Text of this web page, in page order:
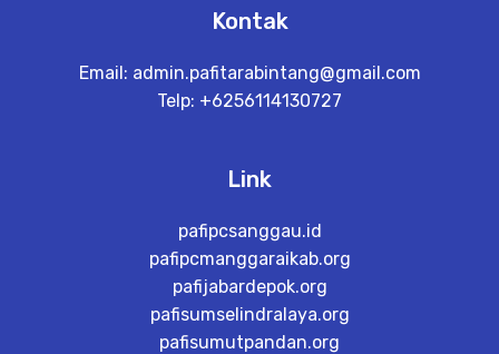
Kontak
Email: admin.pafitarabintang@gmail.com
Telp: +6256114130727
Link
pafipcsanggau.id
pafipcmanggaraikab.org
pafijabardepok.org
pafisumselindralaya.org
pafisumutpandan.org